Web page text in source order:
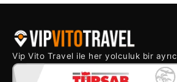
Vip Vito Travel ile her yolculuk bir